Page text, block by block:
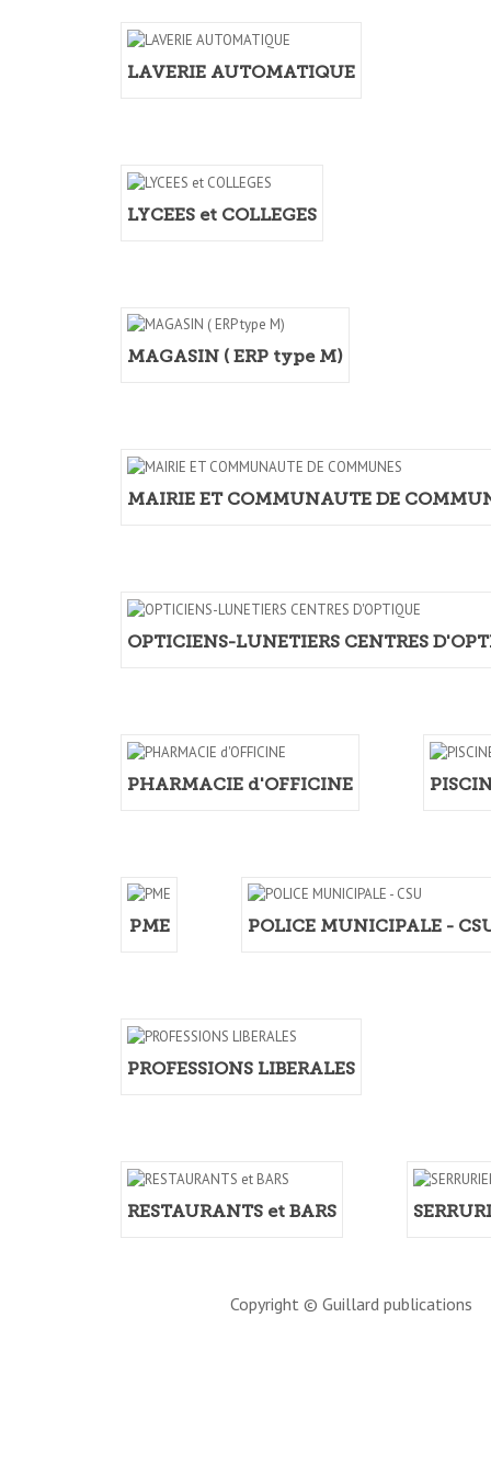
LAVERIE AUTOMATIQUE
LYCEES et COLLEGES
MAGASIN ( ERP type M)
MAIRIE ET COMMUNAUTE DE
OPTICIENS-LUNETIERS CENTRES
PHARMACIE d'OFFICINE
PME POLICE MUNICIPALE -
PROFESSIONS LIBERALES
RESTAURANTS et BARS
Copyright © Guillard publications